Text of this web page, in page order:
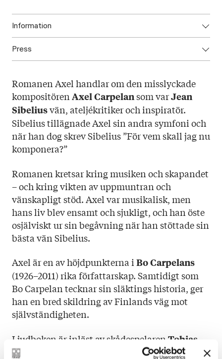
Information
ISBN: 978-952-333-410-6
Språk: Svenska
Sidantal:
Format: Ljudbok
Omslag: Linn Henrichson
Press
Romanen Axel handlar om den misslyckade
kompositören Axel Carpelansom varJean
Sibeliusvän, ateljékritiker och inspiratör.
Sibelius tillägnade Axel sin andra symfoni och
när han dog skrev Sibelius ”För vem skall jag nu
komponera?”
Romanen kretsar kring musiken och skapandet
– och kring vikten av uppmuntran och
vänskapligt stöd. Axel var musikalisk, men
hans liv blev ensamt och sjukligt, och han öste
osjälviskt ur sin begåvning när han stöttade sin
bästa vän Sibelius.
Axel är en av höjdpunkterna i Bo Carpelans
(1926–2011) rika författarskap. Samtidigt som
Bo Carpelan tecknar sin släktings historia, ger
han en bred skildring av Finlands väg mot
självständigheten.
Ljudboken är inläst av skådespelaren Tobias
Zilliacus